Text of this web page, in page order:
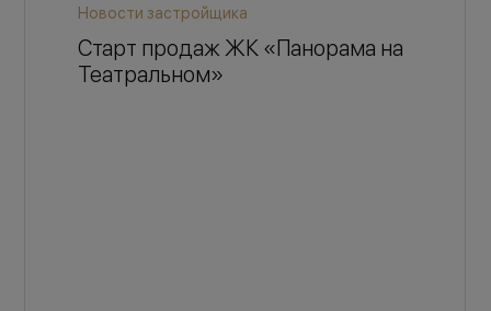
Новости застройщика
Старт продаж ЖК «Панорама на
Театральном»